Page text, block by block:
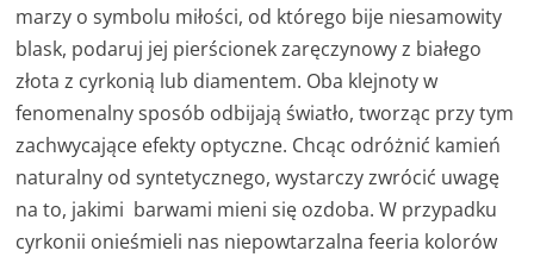
marzy o symbolu miłości, od którego bije niesamowity
blask, podaruj jej pierścionek zaręczynowy z białego
złota z cyrkonią lub diamentem. Oba klejnoty w
fenomenalny sposób odbijają światło, tworząc przy tym
zachwycające efekty optyczne. Chcąc odróżnić kamień
naturalny od syntetycznego, wystarczy zwrócić uwagę
na to, jakimi barwami mieni się ozdoba. W przypadku
cyrkonii onieśmieli nas niepowtarzalna feeria kolorów